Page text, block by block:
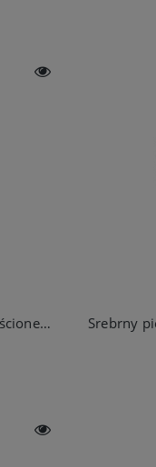
Delikatny, srebrny pierścionek z kryształem górskim z kolekcji Prato